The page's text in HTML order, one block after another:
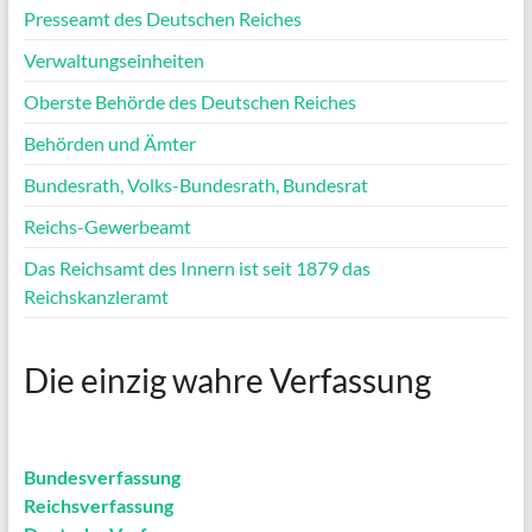
Presseamt des Deutschen Reiches
Verwaltungseinheiten
Oberste Behörde des Deutschen Reiches
Behörden und Ämter
Bundesrath, Volks-Bundesrath, Bundesrat
Reichs-Gewerbeamt
Das Reichsamt des Innern ist seit 1879 das
Reichskanzleramt
Die einzig wahre Verfassung
Bundesverfassung
Reichsverfassung